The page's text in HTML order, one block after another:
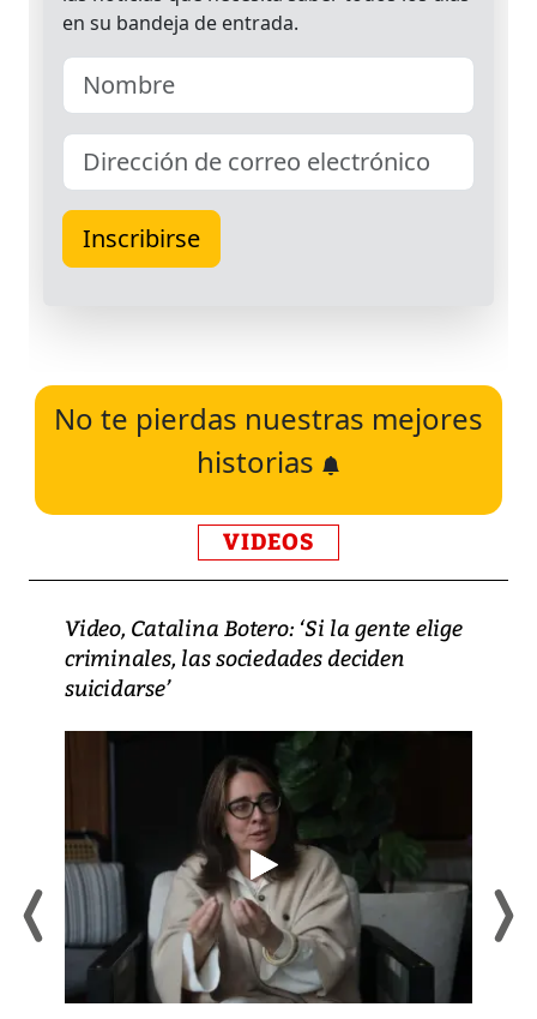
No te pierdas nuestras mejores
historias
VIDEOS
Video, Catalina Botero: ‘Si la gente elige
criminales, las sociedades deciden
suicidarse’